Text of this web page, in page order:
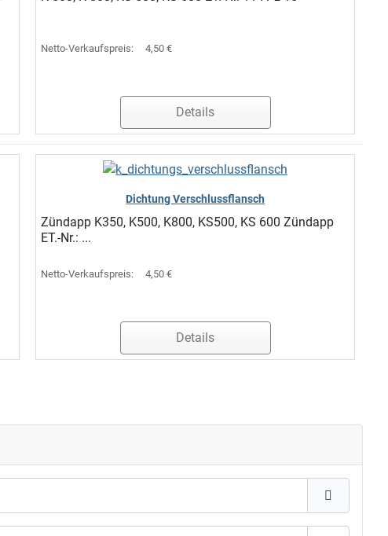
Netto-Verkaufspreis: 4,50 €
Details
Dichtung Verschlussflansch
Zündapp K350, K500, K800, KS500, KS 600 Zündapp
ET.-Nr.: ...
Netto-Verkaufspreis: 4,50 €
Details